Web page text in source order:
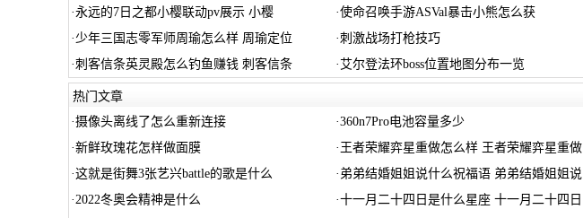
·永远的7日之都小樱联动pv展示 小樱 ·使命召唤手游ASVal暴击小熊怎么获
· 少年三国志零军师周瑜怎么样 周瑜定位 ·刺激战场打枪技巧
·刺客信条英灵殿怎么钓鱼赚钱 刺客信条 ·艾尔登法环boss位置地图分布一览
热门文章
·摄像头离线了怎么重新连接 ·360n7Pro电池容量多少
·新鲜玫瑰花怎样做面膜 · 王者荣耀弈星重做怎么样 王者荣耀弈星重做
·这就是街舞3张艺兴battle的歌是什么 · 弟弟结婚姐姐说什么祝福语 弟弟结婚姐姐说
·2022冬奥会精神是什么 ·十一月二十四日是什么星座 十一月二十四日